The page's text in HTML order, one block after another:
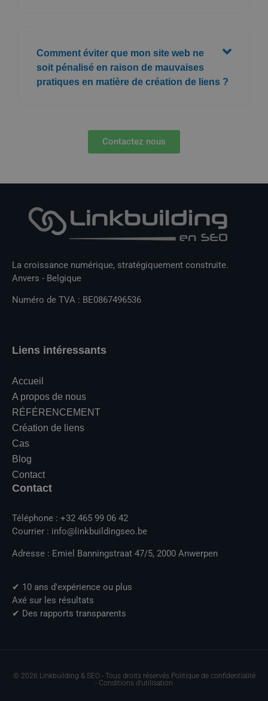
Comment éviter que mon site web ne
soit pénalisé en raison de mauvaises
pratiques en matière de création de liens ?
Contactez nous
La croissance numérique, stratégiquement construite.
Anvers - Belgique
Numéro de TVA : BE0867496536
Liens intéressants
Accueil
A propos de nous
RÉFÉRENCEMENT
Création de liens
Cas
Blog
Contact
Contact
Téléphone : +32 465 99 06 42
Courrier : info@linkbuildingseo.be
Adresse : Emiel Banningstraat 47/5, 2000 Anwerpen
✔ 10 ans d'expérience ou plus
Axé sur les résultats
✔ Des rapports transparents
© 2026 Linkbuilding & SEO - Tous droits réservés Politique de confidentialité
- Conditions d'utilisation